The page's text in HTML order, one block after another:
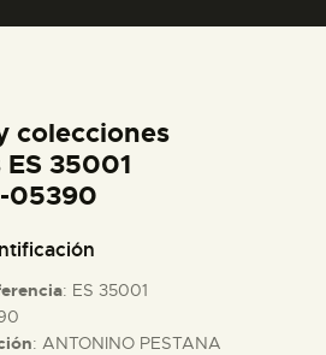
colecciones
35001
05390
: ES 35001
: ANTONINO PESTANA